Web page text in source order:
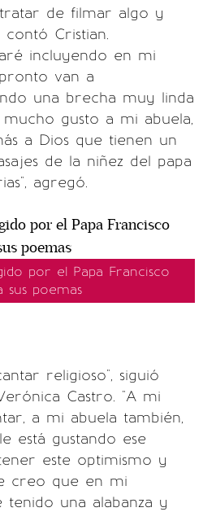
de filmar algo y
contó Cristian.
incluyendo en mi
van a
una brecha muy linda
gusto a mi abuela,
a Dios que tienen un
de la niñez del papa
agregó.
por el Papa Francisco
sus poemas
religioso", siguió
Castro. "A mi
a mi abuela también,
está gustando ese
este optimismo y
creo que en mi
una alabanza y